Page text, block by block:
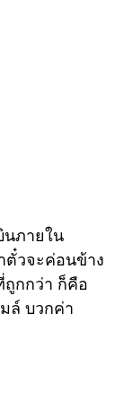
นภายใน
ตั๋วจะค่อนข้าง
กกว่า ก็คือ
ล์ บวกค่า